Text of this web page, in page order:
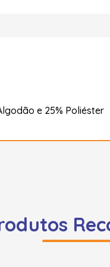
e 25% Poliéster